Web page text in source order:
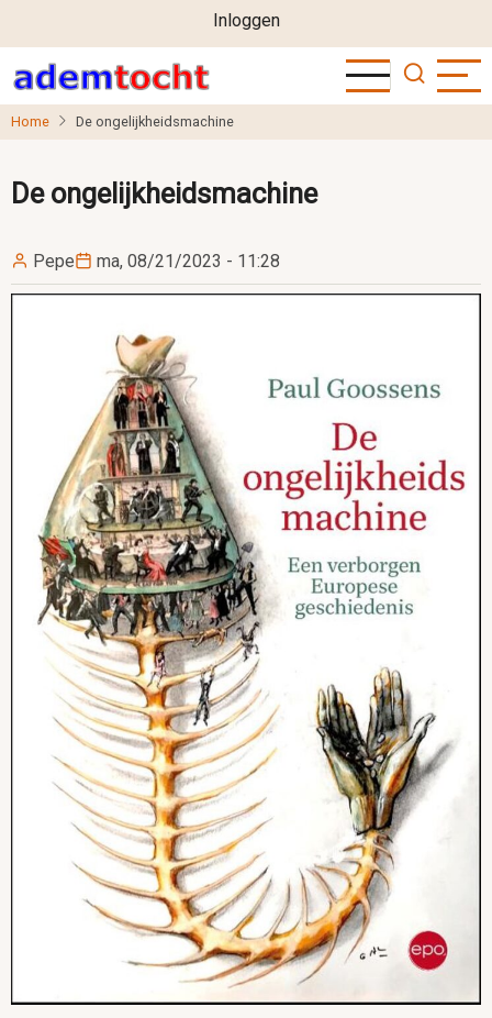
naar
de
inhoud
User
account
menu
Inloggen
Home De ongelijkheidsmachine
De ongelijkheidsmachine
Pepe ma, 08/21/2023 - 11:28